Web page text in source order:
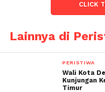
CLICK
Lainnya di
PERISTIWA
Wali Kota
Kunjungan
Timur